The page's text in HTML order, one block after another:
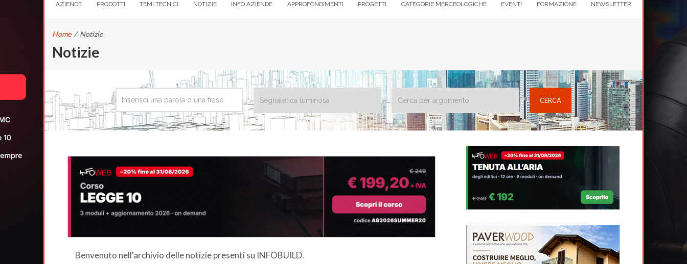
AZIENDE PRODOTTI TEMI TECNICI NOTIZIE INFO AZIENDE APPROFONDIMENTI PROGETTI CATEGORIE MERCEOLOGICHE EVENTI FORMAZIONE NEWSLETTER
Home / Notizie
Notizie
Benvenuto nell'archivio delle notizie presenti su INFOBUILD.